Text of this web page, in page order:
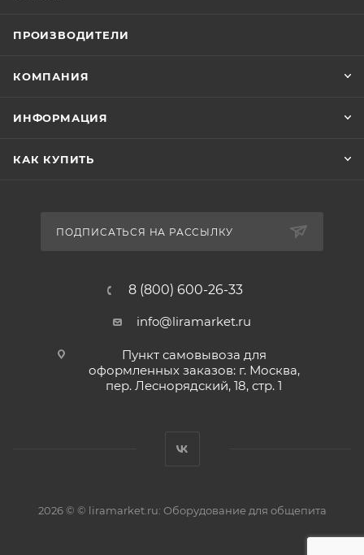
ПРОИЗВОДИТЕЛИ
КОМПАНИЯ
ИНФОРМАЦИЯ
КАК КУПИТЬ
ПОДПИСАТЬСЯ НА РАССЫЛКУ
8 (800) 600-26-33
info@liramarket.ru
Пункт самовывоза для
оформленных заказов: г. Москва,
пер. Леснорядский, 18, стр. 1
2026 © © liramarket.ru: Оборудование для общепита